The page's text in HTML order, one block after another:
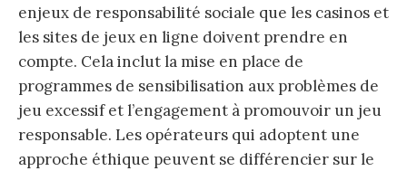
enjeux de responsabilité sociale que les casinos et
les sites de jeux en ligne doivent prendre en
compte. Cela inclut la mise en place de
programmes de sensibilisation aux problèmes de
jeu excessif et l’engagement à promouvoir un jeu
responsable. Les opérateurs qui adoptent une
approche éthique peuvent se différencier sur le